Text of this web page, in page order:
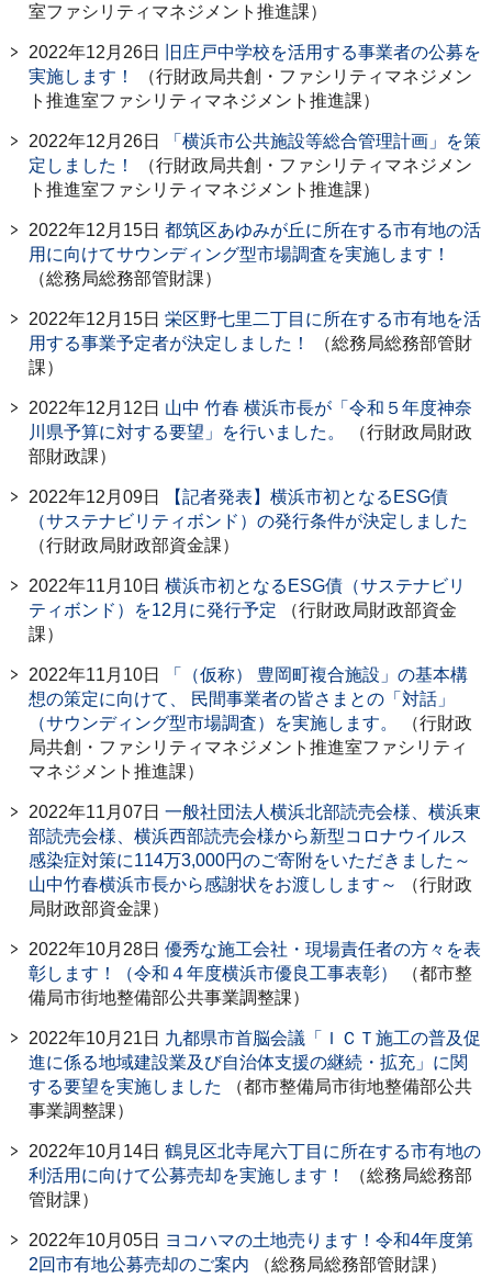
室ファシリティマネジメント推進課）
2022年12月26日
旧庄戸中学校を活用する事業者の公募を
実施します！
（行財政局共創・ファシリティマネジメン
ト推進室ファシリティマネジメント推進課）
2022年12月26日
「横浜市公共施設等総合管理計画」を策
定しました！
（行財政局共創・ファシリティマネジメン
ト推進室ファシリティマネジメント推進課）
2022年12月15日 都筑区あゆみが丘に所在する市有地の活
用に向けてサウンディング型市場調査を実施します！
（総務局総務部管財課）
2022年12月15日 栄区野七里二丁目に所在する市有地を活
用する事業予定者が決定しました！
（総務局総務部管財
課）
2022年12月12日 山中 竹春 横浜市長が「令和５年度神奈
川県予算に対する要望」を行いました。
（行財政局財政
部財政課）
2022年12月09日
【記者発表】横浜市初となるESG債
（サステナビリティボンド）の発行条件が決定しました
（行財政局財政部資金課）
2022年11月10日 横浜市初となるESG債（サステナビリ
ティボンド）を12月に発行予定 （行財政局財政部資金
課）
2022年11月10日
「（仮称） 豊岡町複合施設」の基本構
想の策定に向けて、 民間事業者の皆さまとの「対話」
（サウンディング型市場調査）を実施します。
（行財政
局共創・ファシリティマネジメント推進室ファシリティ
マネジメント推進課）
2022年11月07日 一般社団法人横浜北部読売会様、横浜東
部読売会様、横浜西部読売会様から新型コロナウイルス
感染症対策に114万3,000円のご寄附をいただきました～
山中竹春横浜市長から感謝状をお渡しします～
（行財政
局財政部資金課）
2022年10月28日 優秀な施工会社・現場責任者の方々を表
彰します！（令和４年度横浜市優良工事表彰）
（都市整
備局市街地整備部公共事業調整課）
2022年10月21日 九都県市首脳会議「ＩＣＴ施工の普及促
進に係る地域建設業及び自治体支援の継続・拡充」に関
する要望を実施しました
（都市整備局市街地整備部公共
事業調整課）
2022年10月14日 鶴見区北寺尾六丁目に所在する市有地の
利活用に向けて公募売却を実施します！
（総務局総務部
管財課）
2022年10月05日 ヨコハマの土地売ります！令和4年度第
2回市有地公募売却のご案内 （総務局総務部管財課）